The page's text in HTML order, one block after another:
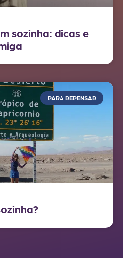
sozinha: dicas e
PARA REPENSAR